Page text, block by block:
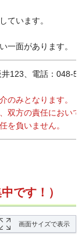
ています。
一面があります。
123、電話：048-
のみとなります。
双方の責任におい
を負いません。
です！）
画面サイズで表示